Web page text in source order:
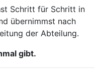
Schritt für Schritt in
übernimmst nach
der Abteilung.
gibt.